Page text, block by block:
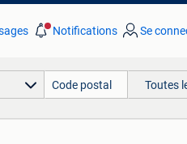
Notifications Se
Toutes